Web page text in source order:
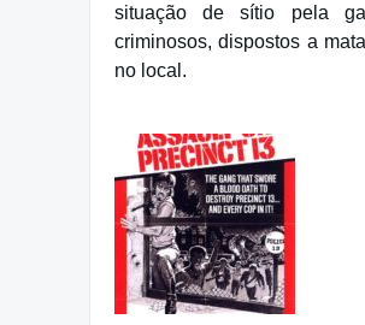
situação de sítio pela
criminosos, dispostos a
no local.